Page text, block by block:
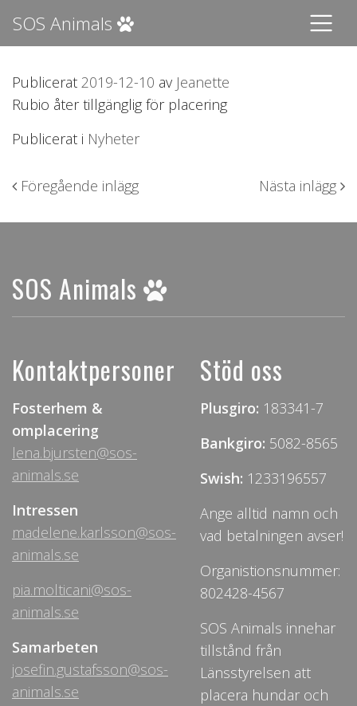
SOS Animals
Publicerat 2019-12-10 av Jeanette
Rubio åter tillgänglig för placering
Publicerat i Nyheter
Inläggsnavigering
Föregående inlägg Nästa inlägg
SOS Animals
Kontaktpersoner
Fosterhem &
omplacering
lena.bjursten@sos-
animals.se
Intressen
madelene.karlsson@sos-
animals.se
pia.molticani@sos-
animals.se
Samarbeten
josefin.gustafsson@sos-
animals.se
Stöd oss
Plusgiro: 183341-7
Bankgiro: 5082-8565
Swish: 1233196557
Ange alltid namn och
vad betalningen avser!
Organistionsnummer:
802428-4567
SOS Animals innehar
tillstånd från
Länsstyrelsen att
placera hundar och